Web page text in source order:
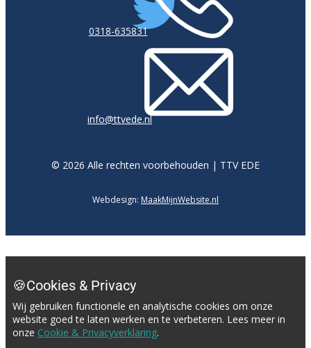
0318-635831
info@ttvede.nl
© 2026 Alle rechten voorbehouden | TTV EDE
Webdesign: MaakMijnWebsite.nl
🍪Cookies & Privacy
Wij gebruiken functionele en analytische cookies om onze
website goed te laten werken en te verbeteren. Lees meer in
onze Cookie & Privacyverklaring.